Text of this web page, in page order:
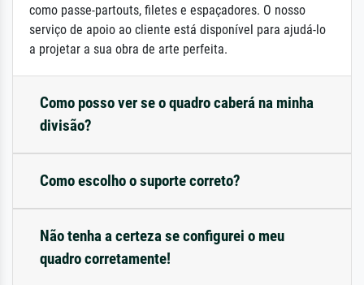
como passe-partouts, filetes e espaçadores. O nosso
serviço de apoio ao cliente está disponível para ajudá-lo
a projetar a sua obra de arte perfeita.
Como posso ver se o quadro caberá na minha
divisão?
Como escolho o suporte correto?
Não tenha a certeza se configurei o meu
quadro corretamente!